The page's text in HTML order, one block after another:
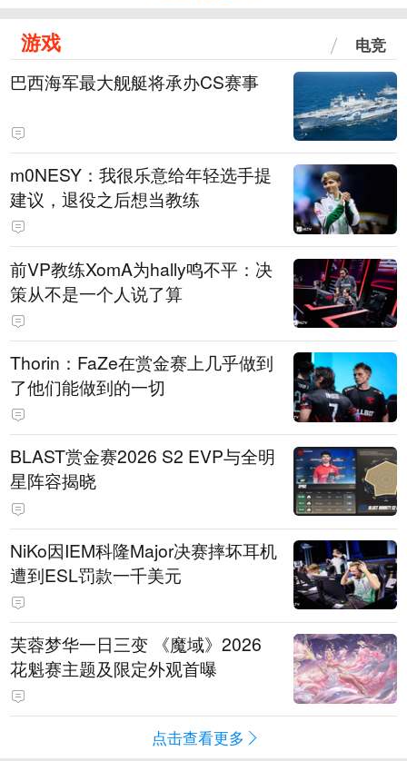
游戏 电竞
巴西海军最大舰艇将承办CS赛事
m0NESY：我很乐意给年轻选手提
建议，退役之后想当教练
前VP教练XomA为hally鸣不平：决
策从不是一个人说了算
Thorin：FaZe在赏金赛上几乎做到
了他们能做到的一切
BLAST赏金赛2026 S2 EVP与全明
星阵容揭晓
NiKo因IEM科隆Major决赛摔坏耳机
遭到ESL罚款一千美元
芙蓉梦华一日三变 《魔域》2026
花魁赛主题及限定外观首曝
点击查看更多